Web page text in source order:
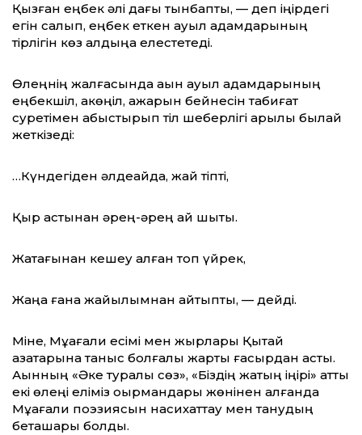
Қызған еңбек әлі дағы тынбапты, — деп іңірдегі
егін салып, еңбек еткен ауыл адамдарының
тірлігін көз алдыңа елестетеді.
Өлеңнің жалғасында ақын ауыл адамдарының
еңбекшіл, ақкөңіл, ақжарқын бейнесін табиғат
суретімен қабыстырып тіл шеберлігі арқылы былай
жеткізеді:
…Күндегіден әлдеқайда, жай тіпті,
Қыр астынан әрең-әрең ай шықты.
Жатағынан кешеу қалған топ үйрек,
Жаңа ғана жайылымнан қайтыпты, — дейді.
Міне, Мұқағали есімі мен жырлары Қытай
қазақтарына таныс болғалы жарты ғасырдан асты.
Ақынның «Әке туралы сөз», «Біздің жақтың іңірі» атты
екі өлеңі еліміз оқырмандары жөнінен алғанда
Мұқағали пoэзиясын насихаттау мен танудың
беташары болды.